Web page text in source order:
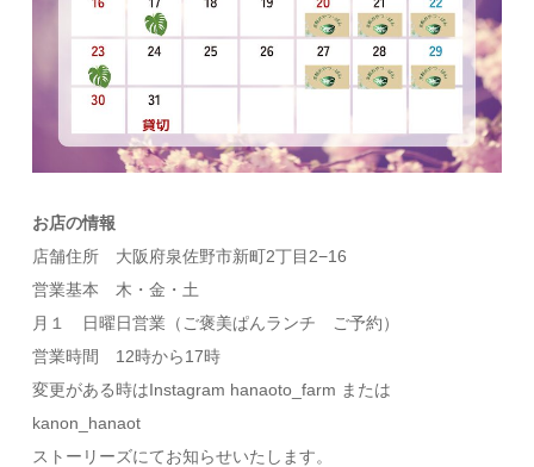
お店の情報
店舗住所 大阪府泉佐野市新町2丁目2−16
営業基本 木・金・土
月１ 日曜日営業（ご褒美ぱんランチ ご予約）
営業時間 12時から17時
変更がある時はInstagram hanaoto_farm または
kanon_hanaot
ストーリーズにてお知らせいたします。